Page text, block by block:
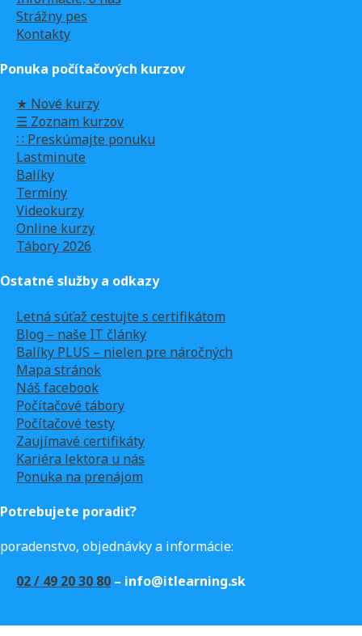
Strážny pes
Kontakty
Ponuka počítačových kurzov
★ Nové kurzy
☰ Zoznam kurzov
∷ Preskúmajte ponuku
Lastminute
Balíky
Termíny
Videokurzy
Online kurzy
Tábory 2026
Ostatné služby a odkazy
Letná súťaž cestujte s certifikátom
Blog – naše IT články
Balíky PLUS – nielen pre náročných
Mapa stránok
Náš facebook
Počítačové tábory
Počítačové testy
Zaujímavé certifikáty
Kariéra lektora u nás
Ponuka na prenájom
Potrebujete poradiť?
poradenstvo, objednávky a informácie:
02 / 49 20 30 80 – info@itlearning.sk